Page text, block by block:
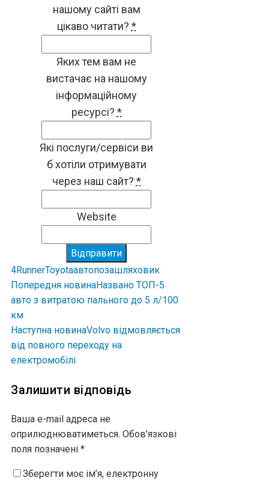
нашому сайті вам
цікаво читати? *
Яких тем вам не
вистачає на нашому
інформаційному
ресурсі? *
Які послуги/сервіси ви
б хотіли отримувати
через наш сайт? *
Website
Відправити
4RunnerToyotaавтопозашляховик
Попередня новинаНазвано ТОП-5
авто з витратою пального до 5 л/100
км
Наступна новинаVolvo відмовляється
від повного переходу на
електромобілі
Залишити відповідь
Ваша e-mail адреса не
оприлюднюватиметься. Обов’язкові
поля позначені *
Зберегти моє ім’я, електронну